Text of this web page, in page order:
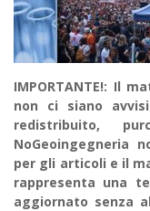
IMPORTANTE!: Il
non ci siano
redistribuito,
NoGeoingegneria
per gli articoli e il
rappresenta una
aggiornato senza